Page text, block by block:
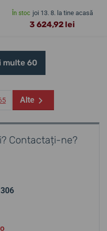
În stoc joi 13. 8. la tine acasă
3 624,92 lei
multe 60
Alte
Contactați-ne?